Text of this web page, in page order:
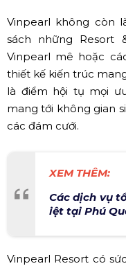
Vinpearl không còn
sách những Resort
Vinpearl mê hoặc
thiết kế kiến trúc
là điểm hội tụ mọi
mang tới không gian
các đám cưới.
XEM THÊM:
Các dịch vụ
iệt tại Phú
Vinpearl Resort có